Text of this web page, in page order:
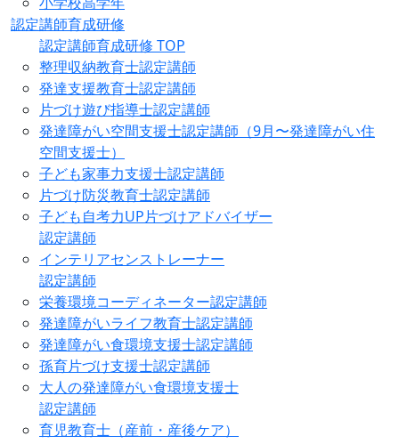
認定講師育成研修
認定講師育成研修 TOP
整理収納教育士認定講師
発達支援教育士認定講師
片づけ遊び指導士認定講師
発達障がい空間支援士認定講師（9月〜発達障がい住
空間支援士）
子ども家事力支援士認定講師
片づけ防災教育士認定講師
子ども自考力UP片づけアドバイザー
認定講師
インテリアセンストレーナー
認定講師
栄養環境コーディネーター認定講師
発達障がいライフ教育士認定講師
発達障がい食環境支援士認定講師
孫育片づけ支援士認定講師
大人の発達障がい食環境支援士
認定講師
育児教育士（産前・産後ケア）